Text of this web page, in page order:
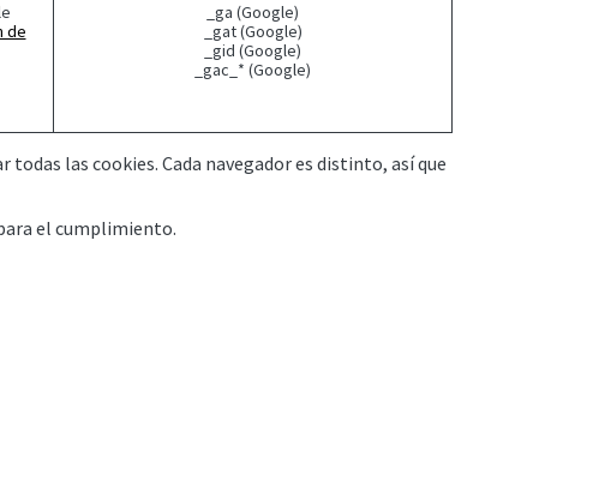
de
_ga (Google)
_gat (Google)
_gid (Google)
_gac_* (Google)
todas las cookies. Cada navegador es distinto, así que
el cumplimiento.